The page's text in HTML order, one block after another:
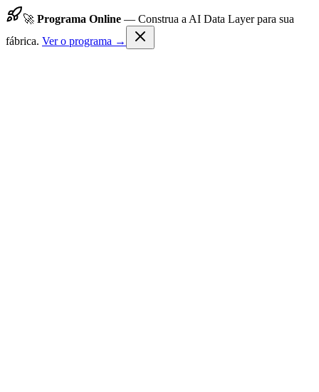
🚀 Programa Online — Construa a AI Data Layer para sua
fábrica. Ver o programa →